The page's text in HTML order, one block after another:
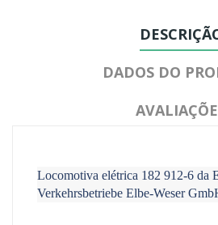
DADOS DO
Locomotiva elétrica 182 912-6 da
Verkehrsbetriebe Elbe-Weser